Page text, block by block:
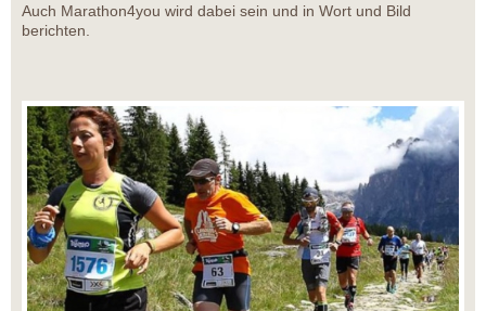
Auch Marathon4you wird dabei sein und in Wort und Bild
berichten.